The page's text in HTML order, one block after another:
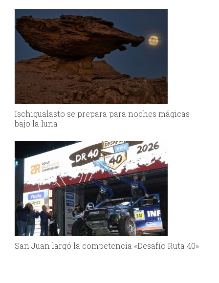
Ischigualasto se prepara para noches mágicas
bajo la luna
San Juan largó la competencia «Desafío Ruta 40»